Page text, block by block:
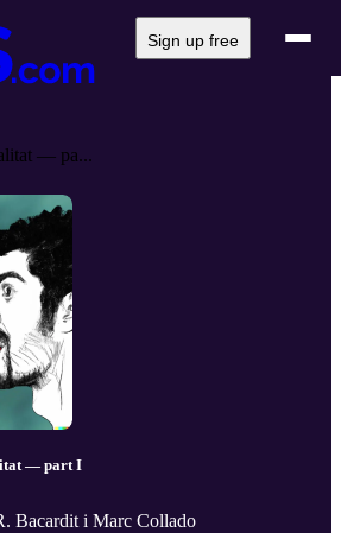
Sign up free
— pa...
— part I
Bacardit i Marc Collado